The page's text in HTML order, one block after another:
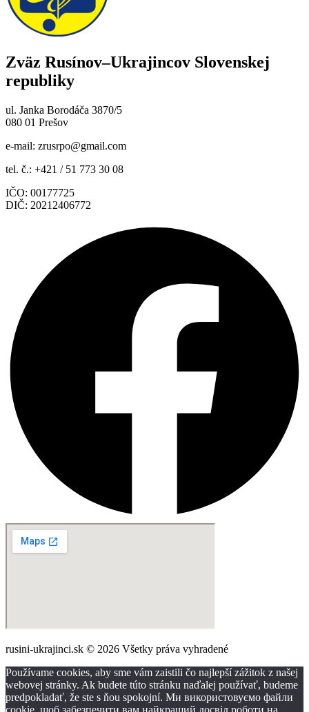
Zväz Rusínov–Ukrajincov Slovenskej
republiky
ul. Janka Borodáča 3870/5
080 01 Prešov
e-mail: zrusrpo@gmail.com
tel. č.: +421 / 51 773 30 08
IČO: 00177725
DIČ: 20212406772
rusini-ukrajinci.sk © 2026 Všetky práva vyhradené
Používame cookies, aby sme vám zaistili čo najlepší zážitok z našej
webovej stránky. Ak budete túto stránku naďalej používať, budeme
predpokladať, že ste s ňou spokojní. Ми використовуємо файли
cookie, щоб забезпечити вам найкращий досвід роботи на